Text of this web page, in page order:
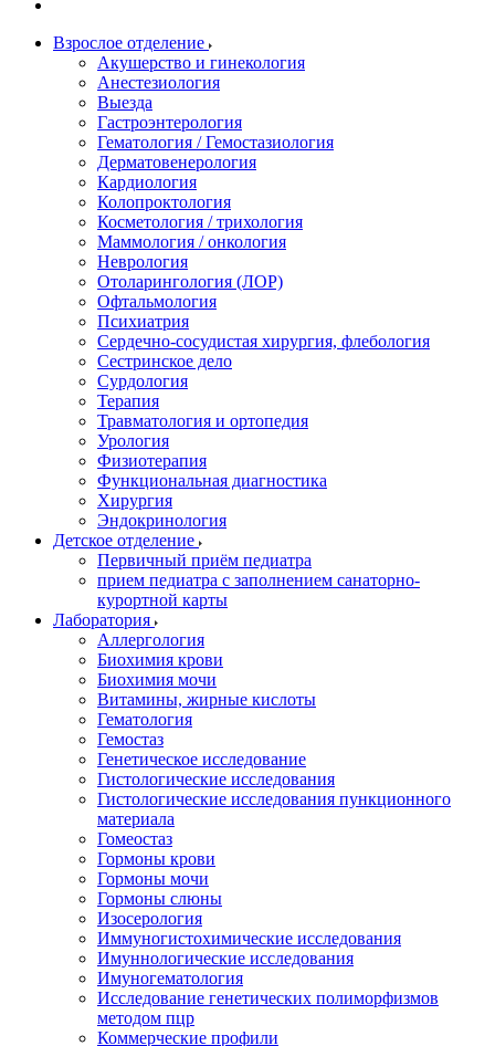
Взрослое отделение
Акушерство и гинекология
Анестезиология
Выезда
Гастроэнтерология
Гематология / Гемостазиология
Дерматовенерология
Кардиология
Колопроктология
Косметология / трихология
Маммология / онкология
Неврология
Отоларингология (ЛОР)
Офтальмология
Психиатрия
Сердечно-сосудистая хирургия, флебология
Сестринское дело
Сурдология
Терапия
Травматология и ортопедия
Урология
Физиотерапия
Функциональная диагностика
Хирургия
Эндокринология
Детское отделение
Первичный приём педиатра
прием педиатра с заполнением санаторно-
курортной карты
Лаборатория
Аллергология
Биохимия крови
Биохимия мочи
Витамины, жирные кислоты
Гематология
Гемостаз
Генетическое исследование
Гистологические исследования
Гистологические исследования пункционного
материала
Гомеостаз
Гормоны крови
Гормоны мочи
Гормоны слюны
Изосерология
Иммуногистохимические исследования
Имуннологические исследования
Имуногематология
Исследование генетических полиморфизмов
методом пцр
Коммерческие профили